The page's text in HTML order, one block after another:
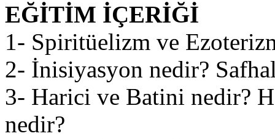
EĞİTİM İÇERİĞİ
1- Spiritüelizm ve
2- İnisiyasyon nedir?
3- Harici ve Batini nedir?
nedir?